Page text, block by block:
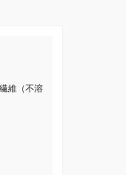
維（不溶